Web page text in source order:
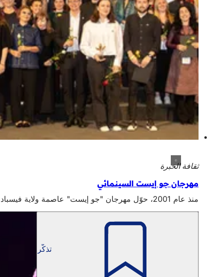
ثقافة الخبرة
مهرجان جو إيست السينمائي
منذ عام 2001، حوّل مهرجان "جو إيست" عاصمة ولاية فيسبادن إلى أحد أهم الأماكن الدولية للسينما من وسط وشرق أوروبا في أبريل.
تذكّر